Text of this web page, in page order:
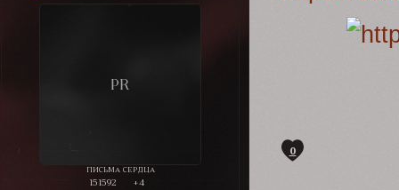
151592 +4
0